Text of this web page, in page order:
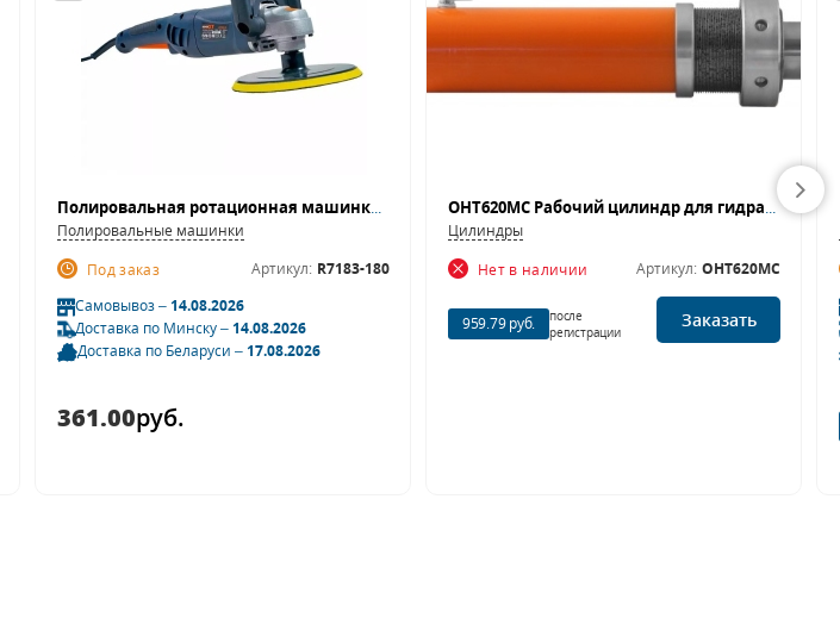
Полировальная ротационная машинка MAXXT R7183-180
Полировальные машинки
Под заказ
Артикул: R7183-180
Самовывоз –14.08.2026
Доставка по Минску –14.08.2026
Доставка по Беларуси –17.08.2026
361.00руб.
OHT620MC Рабочий цилиндр для гидравлического пресса ОНТ620М
Цилиндры
Нет в наличии
Артикул: OHT620MC
959.79 руб.
после
регистрации
Заказать